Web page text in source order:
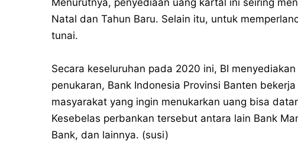
Menurutnya, penyediaan uang kartal ini seiring
Natal dan Tahun Baru. Selain itu, untuk
tunai.
Secara keseluruhan pada 2020 ini, BI
penukaran, Bank Indonesia Provinsi Banten
masyarakat yang ingin menukarkan uang bisa
Kesebelas perbankan tersebut antara lain Bank
Bank, dan lainnya. (susi)